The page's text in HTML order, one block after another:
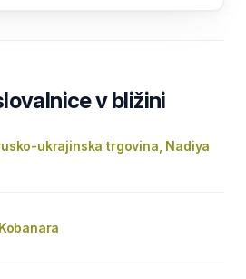
v bližini
ukrajinska trgovina, Nadiya